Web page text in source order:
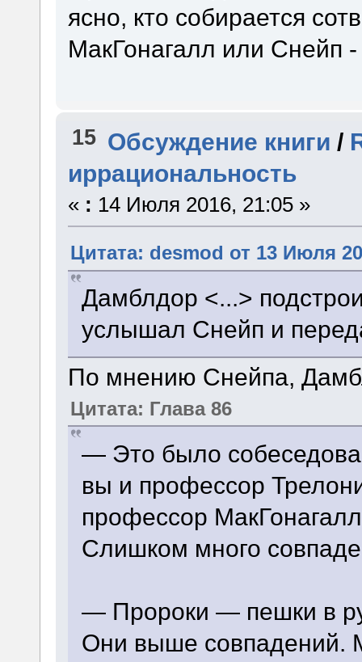
ясно, кто собирается
МакГонагалл или Снейп
15 Обсуждение книги /
иррациональность
« : 14 Июля 2016, 21:05 »
Цитата: desmod от 13 Июля
Дамблдор <...>
услышал Снейп и
По мнению Снейпа,
Цитата: Глава 86
— Это было
вы и профессор
профессор
Слишком много
— Пророки — пешки в
Они выше совпадений.